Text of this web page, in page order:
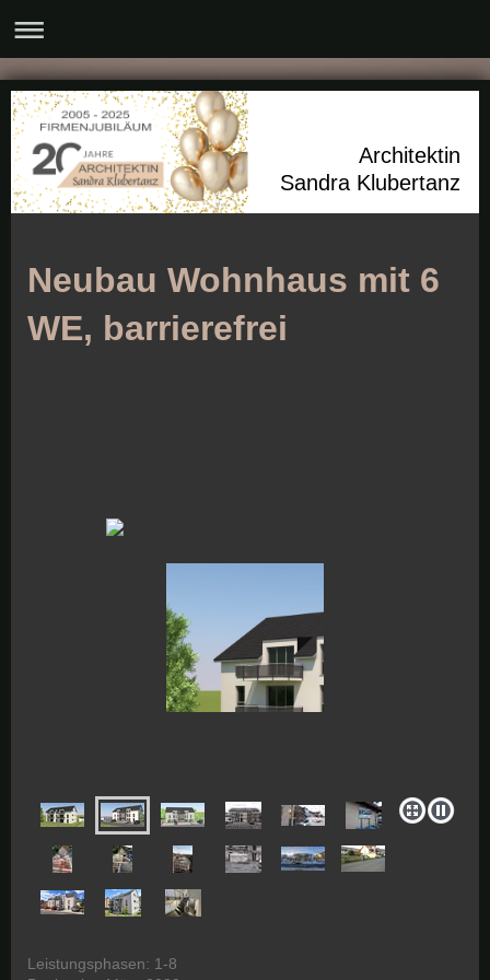
Architektin
Sandra Klubertanz
Neubau Wohnhaus mit 6
WE, barrierefrei
Leistungsphasen: 1-8